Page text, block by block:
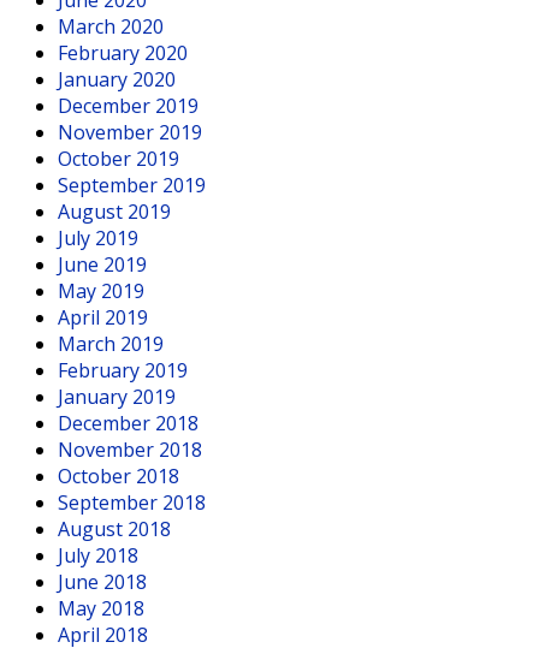
March 2020
February 2020
January 2020
December 2019
November 2019
October 2019
September 2019
August 2019
July 2019
June 2019
May 2019
April 2019
March 2019
February 2019
January 2019
December 2018
November 2018
October 2018
September 2018
August 2018
July 2018
June 2018
May 2018
April 2018